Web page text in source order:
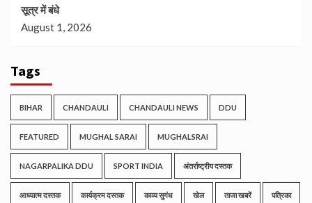
सूत्र में बंधे
August 1, 2026
Tags
BIHAR CHANDAULI CHANDAULI NEWS DDU
FEATURED MUGHAL SARAI MUGHALSRAI
NAGARPALIKA DDU SPORT INDIA अंतर्राष्ट्रीय दस्तक
आध्यात्म दस्तक कार्यक्रम दस्तक काव्य सुगंध खेल ताजा खबरें पत्रिका